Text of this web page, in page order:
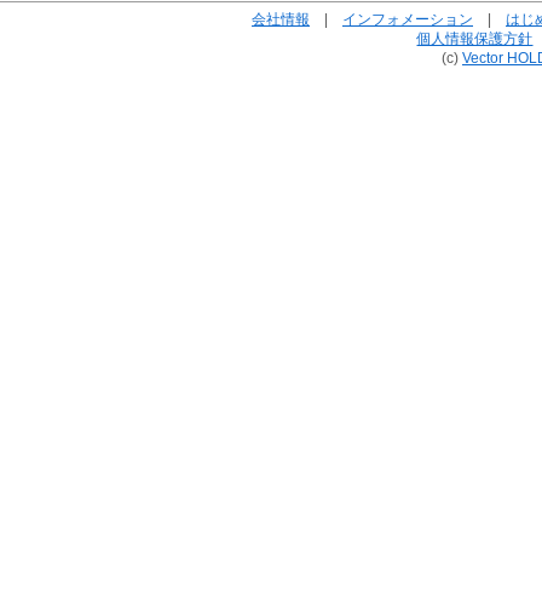
会社情報 | インフォメーション | はじ
個人情報保護方針
(c) Vector